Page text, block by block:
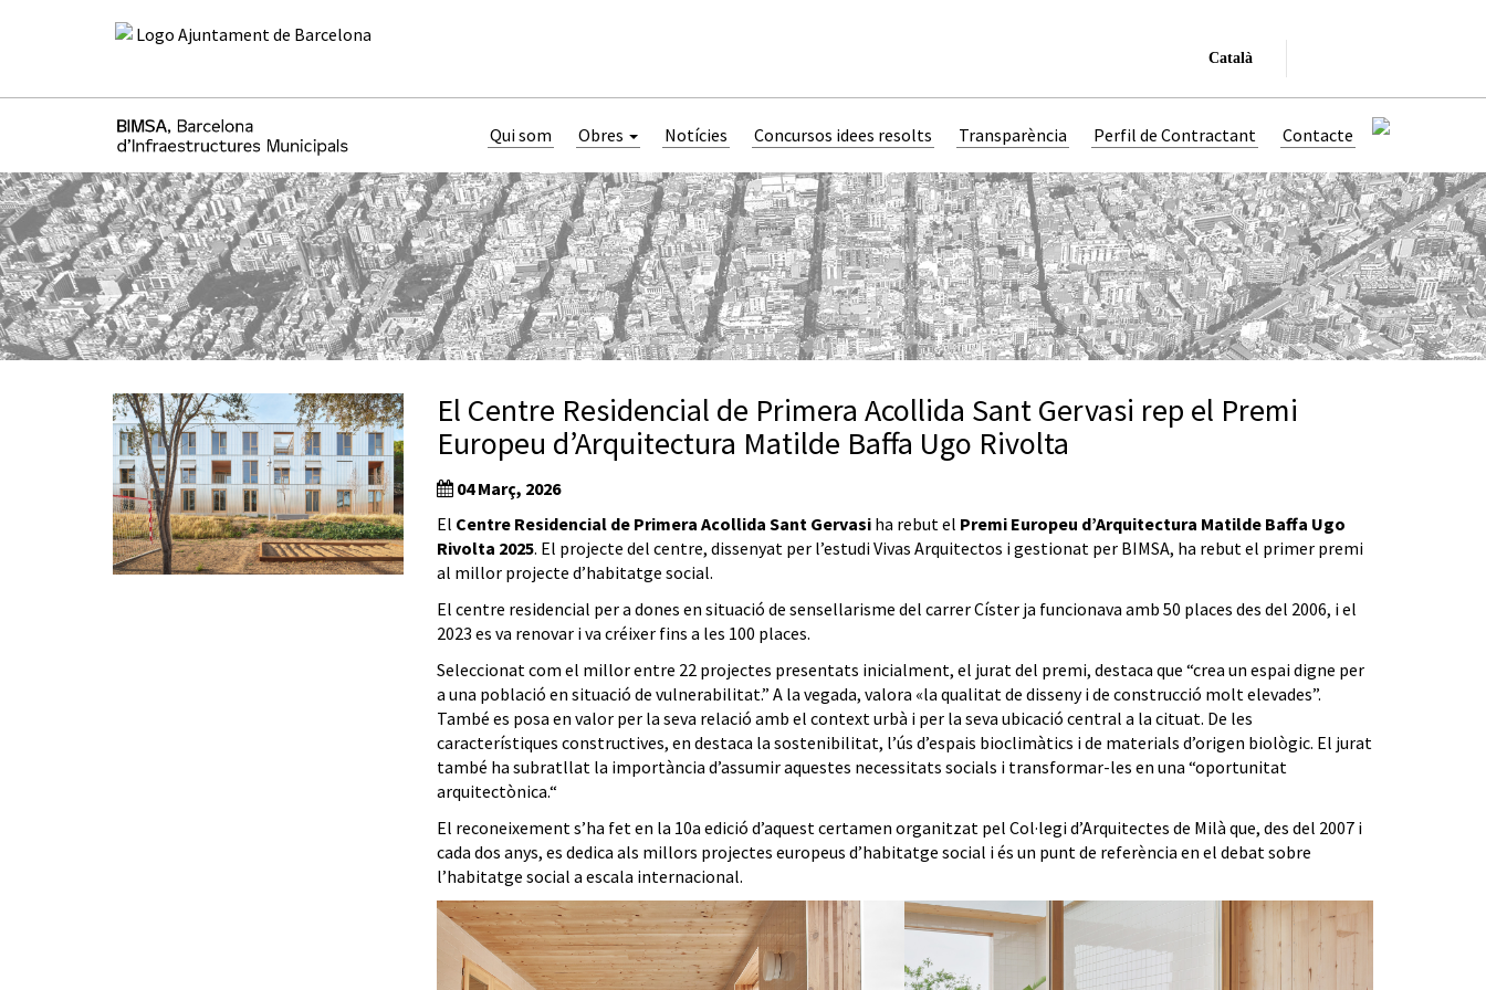
Català
Qui som Obres Notícies Concursos idees resolts Transparència Perfil de Contractant Contacte
El Centre Residencial de Primera Acollida Sant Gervasi rep el Premi
Europeu d’Arquitectura Matilde Baffa Ugo Rivolta
04 Març, 2026
El Centre Residencial de Primera Acollida Sant Gervasiha rebut el Premi Europeu d’Arquitectura Matilde Baffa Ugo
Rivolta 2025. El projecte del centre, dissenyat per l’estudi Vivas Arquitectos i gestionat per BIMSA, ha rebut el primer premi
al millor projecte d’habitatge social.
El centre residencial per a dones en situació de sensellarisme del carrer Císter ja funcionava amb 50 places des del 2006, i el
2023 es va renovar i va créixer fins a les 100 places.
Seleccionat com el millor entre 22 projectes presentats inicialment, el jurat del premi, destaca que “crea un espai digne per
a una població en situació de vulnerabilitat.” A la vegada, valora «la qualitat de disseny i de construcció molt elevades”.
També es posa en valor per la seva relació amb el context urbà i per la seva ubicació central a la cituat. De les
característiques constructives, en destaca la sostenibilitat, l’ús d’espais bioclimàtics i de materials d’origen biològic. El jurat
també ha subratllat la importància d’assumir aquestes necessitats socials i transformar-les en una “oportunitat
arquitectònica.“
El reconeixement s’ha fet en la 10a edició d’aquest certamen organitzat pel Col·legi d’Arquitectes de Milà que, des del 2007 i
cada dos anys, es dedica als millors projectes europeus d’habitatge social i és un punt de referència en el debat sobre
l’habitatge social a escala internacional.